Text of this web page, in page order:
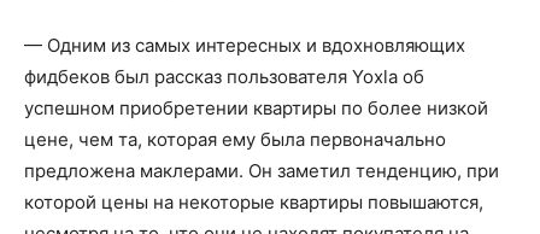
— Одним из самых интересных и вдохновляющих
фидбеков был рассказ пользователя Yoxla об
успешном приобретении квартиры по более низкой
цене, чем та, которая ему была первоначально
предложена маклерами. Он заметил тенденцию, при
которой цены на некоторые квартиры повышаются,